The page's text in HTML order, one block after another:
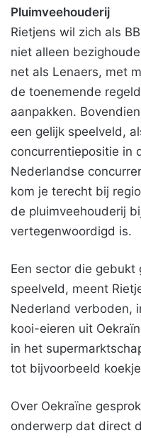
Pluimveehouderij
Rietjens wil zich als
niet alleen
net als Lenaers, met
de toenemende
aanpakken.
een gelijk speelveld,
concurrentiepositie in
Nederlandse
kom je terecht bij
de pluimveehouderij
vertegenwoordigd is.
Een sector die gebukt
speelveld, meent
Nederland verboden,
kooi-eieren uit
in het
tot bijvoorbeeld
Over Oekraïne
onderwerp dat direct